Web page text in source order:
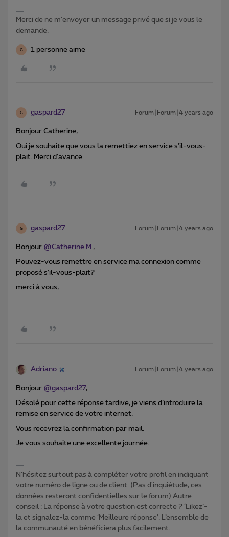
Merci de ne m'envoyer un message privé que si je vous le
demande.
G 1 personne aime
G gaspard27 Forum|Forum|4 years ago
Bonjour Catherine,
Oui je souhaite que vous la remettiez en service s’il-vous-
plait. Merci d’avance
G gaspard27 Forum|Forum|4 years ago
Bonjour @Catherine M ,
Pouvez-vous remettre en service ma connexion comme
proposé s’il-vous-plait?
merci à vous,
Adriano Forum|Forum|4 years ago
Bonjour @gaspard27,
Désolé pour cette réponse tardive, je viens d’introduire la
remise en service de votre internet.
Vous recevrez la confirmation par mail.
Je vous souhaite une excellente journée.
N'hésitez surtout pas à compléter votre profil en indiquant
votre numéro de ligne ou de client. (Pas d'inquiétude, ces
données resteront confidentielles sur le forum) Autre
conseil : La réponse à votre question est correcte ? ‘Likez’-
la et signalez-la comme ‘Meilleure réponse’. L’ensemble de
la communauté en bénéficiera plus facilement.